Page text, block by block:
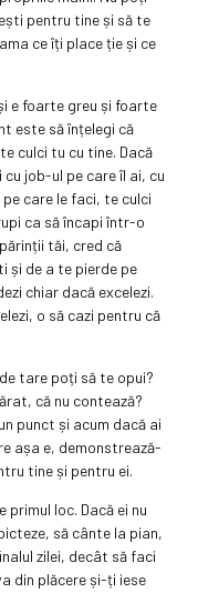
pentru tine și să te
ce îți place ție și ce
e foarte greu și foarte
este să înțelegi că
culci tu cu tine. Dacă
job-ul pe care îl ai, cu
care le faci, te culci
ca să încapi într-o
tăi, cred că
și de a te pierde pe
chiar dacă excelezi.
o să cazi pentru că
tare poți să te opui?
că nu contează?
punct și acum dacă ai
așa e, demonstrează-
tine și pentru ei.
primul loc. Dacă ei nu
să cânte la pian,
zilei, decât să faci
din plăcere și-ți iese